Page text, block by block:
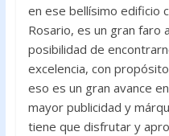
en ese bellísimo edificio
Rosario, es un gran faro
posibilidad de
excelencia, con
eso es un gran avance
mayor publicidad y
tiene que disfrutar y